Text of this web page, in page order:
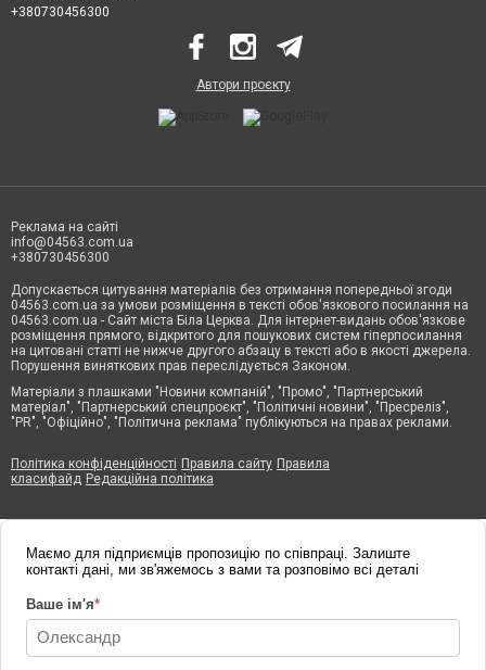
+380730456300
Автори проєкту
Реклама на сайті
info@04563.com.ua
+380730456300
Допускається цитування матеріалів без отримання попередньої згоди
04563.com.ua за умови розміщення в тексті обов'язкового посилання на
04563.com.ua - Сайт міста Біла Церква. Для інтернет-видань обов'язкове
розміщення прямого, відкритого для пошукових систем гіперпосилання
на цитовані статті не нижче другого абзацу в тексті або в якості джерела.
Порушення виняткових прав переслідується Законом.
Матеріали з плашками "Новини компаній", "Промо", "Партнерський
матеріал", "Партнерський спецпроєкт", "Політичні новини", "Пресреліз",
"PR", "Офіційно", "Політична реклама" публікуються на правах реклами.
Політика конфіденційності Правила сайту Правила
класифайд Редакційна політика
Маємо для підприємців пропозицію по співпраці. Залиште
контакті дані, ми зв'яжемось з вами та розповімо всі деталі
Ваше ім'я*